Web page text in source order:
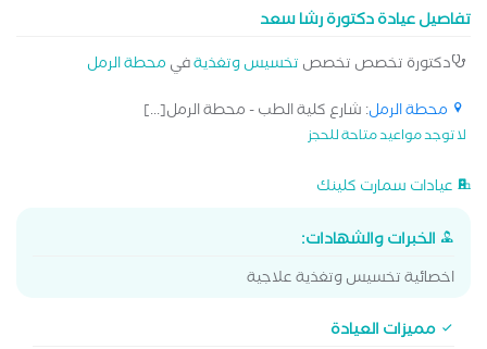
تفاصيل عيادة دكتورة رشا سعد
دكتورة تخصص تخصص تخسيس وتغذيةفي محطة الرمل
محطة الرمل: شارع كلية الطب - محطة الرمل[...]
لا توجد مواعيد متاحة للحجز
عيادات سمارت كلينك
الخبرات والشهادات:
اخصائية تخسيس وتغذية علاجية
مميزات العيادة